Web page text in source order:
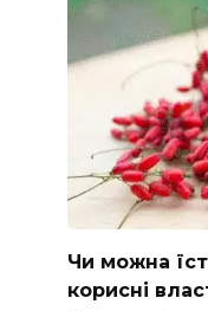
Чи можна
корисні